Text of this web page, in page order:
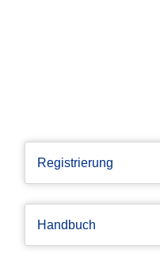
Registrierung
Handbuch